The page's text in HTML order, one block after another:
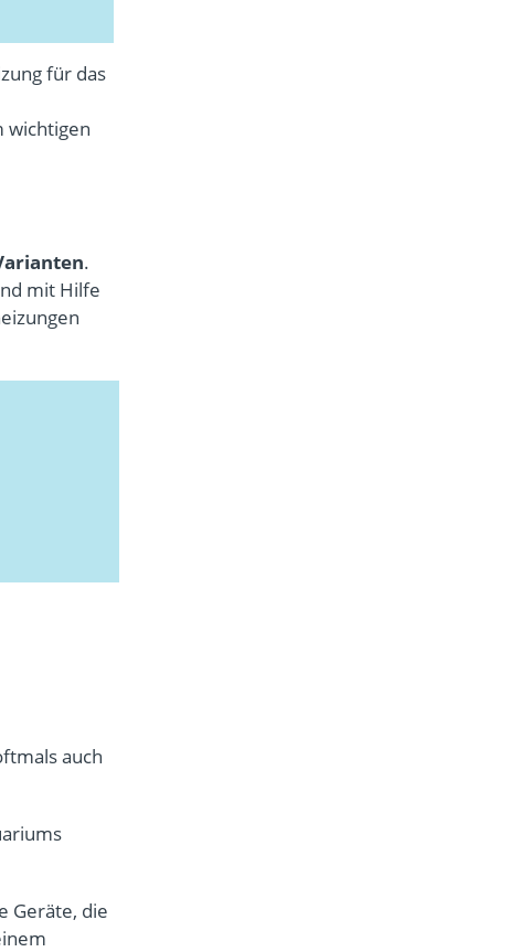
für das
wichtigen
.
mit Hilfe
auch
Geräte, die